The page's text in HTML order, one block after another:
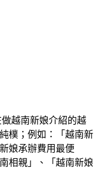
越南新娘介紹的越
樸；例如：「越南新
娘承辦費用最便
相親」、「越南新娘